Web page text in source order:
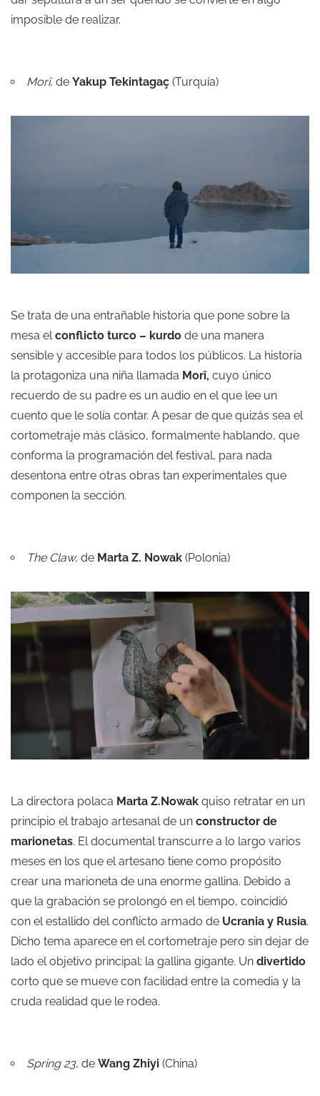
imposible de realizar.
Morî, de Yakup Tekintagaç (Turquía)
Se trata de una entrañable historia que pone sobre la
mesa el conflicto turco – kurdo de una manera
sensible y accesible para todos los públicos. La historia
la protagoniza una niña llamada Morî, cuyo único
recuerdo de su padre es un audio en el que lee un
cuento que le solía contar. A pesar de que quizás sea el
cortometraje más clásico, formalmente hablando, que
conforma la programación del festival, para nada
desentona entre otras obras tan experimentales que
componen la sección.
The Claw, de Marta Z. Nowak (Polonia)
La directora polaca Marta Z.Nowak quiso retratar en un
principio el trabajo artesanal de un constructor de
marionetas. El documental transcurre a lo largo varios
meses en los que el artesano tiene como propósito
crear una marioneta de una enorme gallina. Debido a
que la grabación se prolongó en el tiempo, coincidió
con el estallido del conflicto armado de Ucrania y Rusia.
Dicho tema aparece en el cortometraje pero sin dejar de
lado el objetivo principal: la gallina gigante. Un divertido
corto que se mueve con facilidad entre la comedia y la
cruda realidad que le rodea.
Spring 23, de Wang Zhiyi (China)